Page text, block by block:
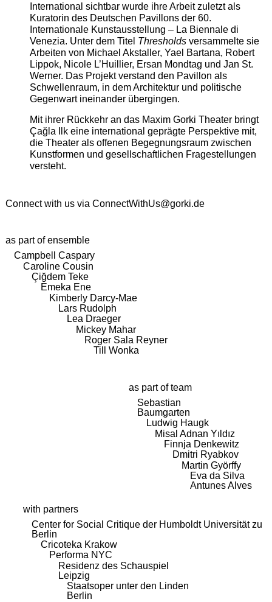
International sichtbar wurde ihre Arbeit zuletzt als
Kuratorin des Deutschen Pavillons der 60.
Internationale Kunstausstellung – La Biennale di
Venezia. Unter dem Titel Thresholdsversammelte sie
Arbeiten von Michael Akstaller, Yael Bartana, Robert
Lippok, Nicole L’Huillier, Ersan Mondtag und Jan St.
Werner. Das Projekt verstand den Pavillon als
Schwellenraum, in dem Architektur und politische
Gegenwart ineinander übergingen.
Mit ihrer Rückkehr an das Maxim Gorki Theater bringt
Çağla Ilk eine international geprägte Perspektive mit,
die Theater als offenen Begegnungsraum zwischen
Kunstformen und gesellschaftlichen Fragestellungen
versteht.
Connect with us via ConnectWithUs@gorki.de
as part of ensemble
Campbell Caspary
Caroline Cousin
Çiğdem Teke
Emeka Ene
Kimberly Darcy-Mae
Lars Rudolph
Lea Draeger
Mickey Mahar
Roger Sala Reyner
Till Wonka
as part of team
Sebastian
Baumgarten
Ludwig Haugk
Misal Adnan Yıldız
Finnja Denkewitz
Dmitri Ryabkov
Martin Györffy
Eva da Silva
Antunes Alves
with partners
Center for Social Critique der Humboldt Universität zu
Berlin
Cricoteka Krakow
Performa NYC
Residenz des Schauspiel
Leipzig
Staatsoper unter den Linden
Berlin